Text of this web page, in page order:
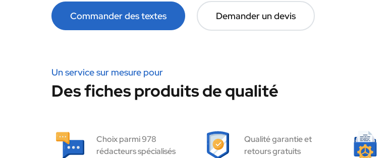
Commander des textes Demander un devis
Un service sur mesure pour
Des fiches produits de qualité
Choix parmi 978
rédacteurs spécialisés
Qualité garantie et
retours gratuits